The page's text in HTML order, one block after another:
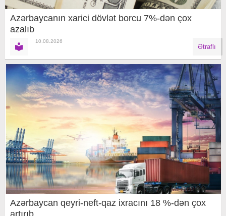
Azərbaycanın xarici dövlət borcu 7%-dən çox
azalıb
10.08.2026
Ətraflı
Azərbaycan qeyri-neft-qaz ixracını 18 %-dən çox
artırıb